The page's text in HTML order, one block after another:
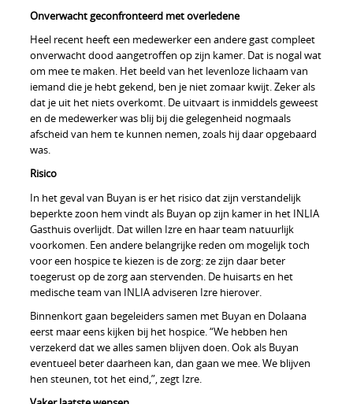
Onverwacht geconfronteerd met overledene
Heel recent heeft een medewerker een andere gast compleet
onverwacht dood aangetroffen op zijn kamer. Dat is nogal wat
om mee te maken. Het beeld van het levenloze lichaam van
iemand die je hebt gekend, ben je niet zomaar kwijt. Zeker als
dat je uit het niets overkomt. De uitvaart is inmiddels geweest
en de medewerker was blij bij die gelegenheid nogmaals
afscheid van hem te kunnen nemen, zoals hij daar opgebaard
was.
Risico
In het geval van Buyan is er het risico dat zijn verstandelijk
beperkte zoon hem vindt als Buyan op zijn kamer in het INLIA
Gasthuis overlijdt. Dat willen Izre en haar team natuurlijk
voorkomen. Een andere belangrijke reden om mogelijk toch
voor een hospice te kiezen is de zorg: ze zijn daar beter
toegerust op de zorg aan stervenden. De huisarts en het
medische team van INLIA adviseren Izre hierover.
Binnenkort gaan begeleiders samen met Buyan en Dolaana
eerst maar eens kijken bij het hospice. “We hebben hen
verzekerd dat we alles samen blijven doen. Ook als Buyan
eventueel beter daarheen kan, dan gaan we mee. We blijven
hen steunen, tot het eind,”, zegt Izre.